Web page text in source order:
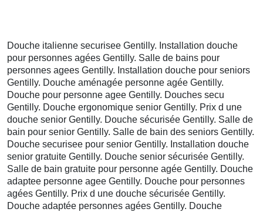
Douche italienne securisee Gentilly. Installation douche
pour personnes agées Gentilly. Salle de bains pour
personnes agees Gentilly. Installation douche pour seniors
Gentilly. Douche aménagée personne agée Gentilly.
Douche pour personne agee Gentilly. Douches secu
Gentilly. Douche ergonomique senior Gentilly. Prix d une
douche senior Gentilly. Douche sécurisée Gentilly. Salle de
bain pour senior Gentilly. Salle de bain des seniors Gentilly.
Douche securisee pour senior Gentilly. Installation douche
senior gratuite Gentilly. Douche senior sécurisée Gentilly.
Salle de bain gratuite pour personne agée Gentilly. Douche
adaptee personne agee Gentilly. Douche pour personnes
agées Gentilly. Prix d une douche sécurisée Gentilly.
Douche adaptée personnes agées Gentilly. Douche